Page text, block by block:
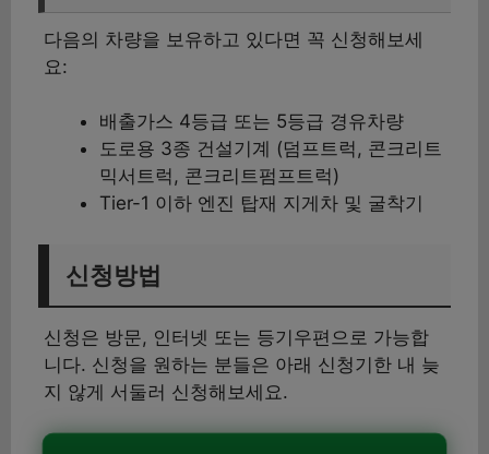
다음의 차량을 보유하고 있다면 꼭 신청해보세
요:
배출가스 4등급 또는 5등급 경유차량
도로용 3종 건설기계 (덤프트럭, 콘크리트
믹서트럭, 콘크리트펌프트럭)
Tier-1 이하 엔진 탑재 지게차 및 굴착기
신청방법
신청은 방문, 인터넷 또는 등기우편으로 가능합
니다. 신청을 원하는 분들은 아래 신청기한 내 늦
지 않게 서둘러 신청해보세요.